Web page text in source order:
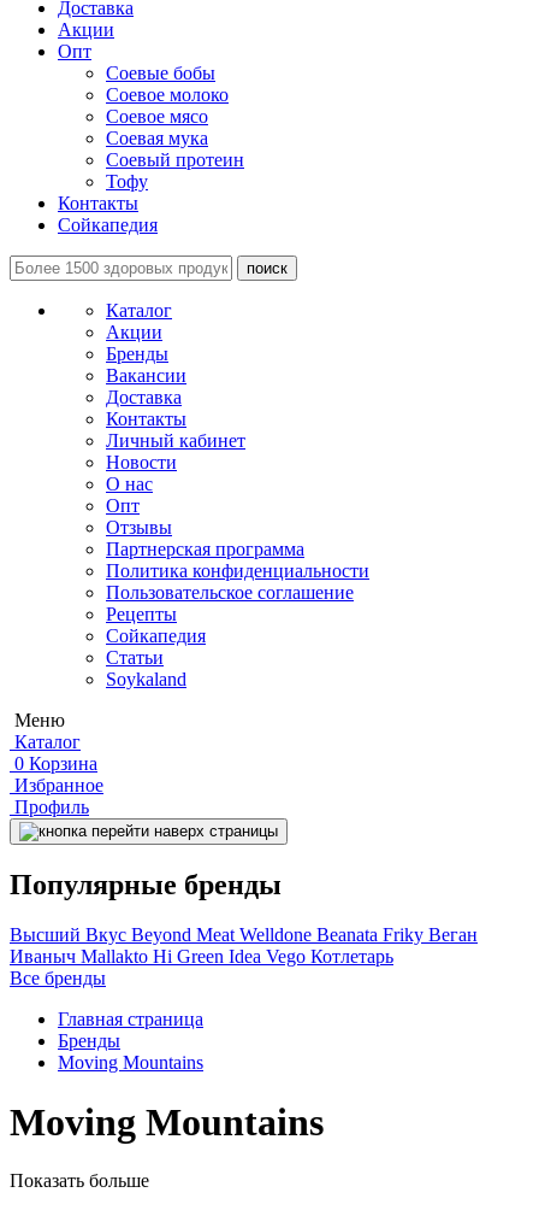
Доставка
Акции
Опт
Соевые бобы
Соевое молоко
Соевое мясо
Соевая мука
Соевый протеин
Тофу
Контакты
Сойкапедия
поиск
Каталог
Акции
Бренды
Вакансии
Доставка
Контакты
Личный кабинет
Новости
О нас
Опт
Отзывы
Партнерская программа
Политика конфиденциальности
Пользовательское соглашение
Рецепты
Сойкапедия
Статьи
Soykaland
Меню
Каталог
0 Корзина
Избранное
Профиль
Популярные бренды
Высший Вкус Beyond MeatWelldone Beanata Friky Веган
Иваныч Mallakto Hi Green Idea Vego Котлетарь
Все бренды
Главная страница
Бренды
Moving Mountains
Moving Mountains
Показать больше